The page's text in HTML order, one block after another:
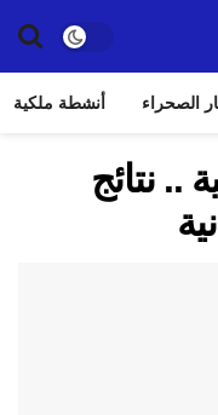
الصحراء أنشطة ملكية
.. نتائج